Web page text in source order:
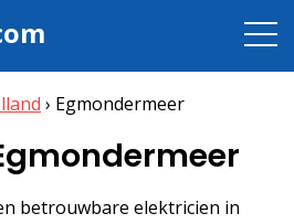
› Egmondermeer
betrouwbare elektricien in